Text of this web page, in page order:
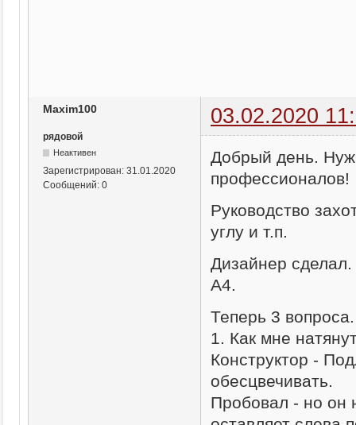
Maxim100 03.02.2020
рядовой
Неактивен
Зарегистрирован: 31.01.2020
Сообщений: 0
Добрый день.
профессионалов!
Руководство
углу и т.п.
Дизайнер
А4.
Теперь 3 вопроса.
1. Как мне
Конструктор -
обесцвечивать.
Пробовал - но он